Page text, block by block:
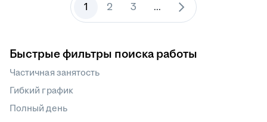
1 2 3 ...
Быстрые фильтры поиска работы
Частичная занятость
Гибкий график
Полный день